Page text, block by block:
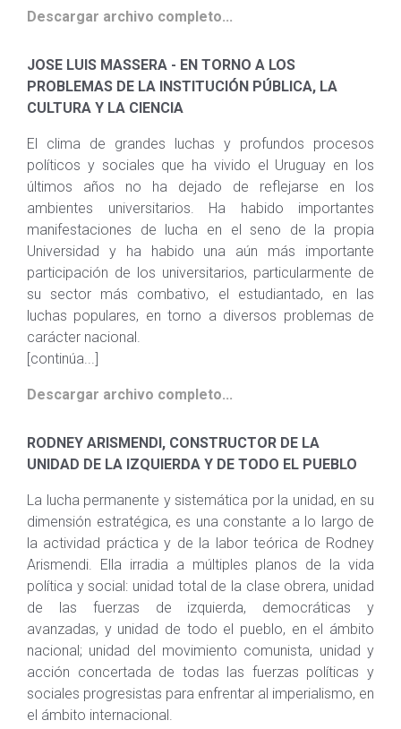
Descargar archivo completo...
JOSE LUIS MASSERA - EN TORNO A LOS
PROBLEMAS DE LA INSTITUCIÓN PÚBLICA, LA
CULTURA Y LA CIENCIA
El clima de grandes luchas y profundos procesos
políticos y sociales que ha vivido el Uruguay en los
últimos años no ha dejado de reflejarse en los
ambientes universitarios. Ha habido importantes
manifestaciones de lucha en el seno de la propia
Universidad y ha habido una aún más importante
participación de los universitarios, particularmente de
su sector más combativo, el estudiantado, en las
luchas populares, en torno a diversos problemas de
carácter nacional.
[continúa...]
Descargar archivo completo...
RODNEY ARISMENDI, CONSTRUCTOR DE LA
UNIDAD DE LA IZQUIERDA Y DE TODO EL PUEBLO
La lucha permanente y sistemática por la unidad, en su
dimensión estratégica, es una constante a lo largo de
la actividad práctica y de la labor teórica de Rodney
Arismendi. Ella irradia a múltiples planos de la vida
política y social: unidad total de la clase obrera, unidad
de las fuerzas de izquierda, democráticas y
avanzadas, y unidad de todo el pueblo, en el ámbito
nacional; unidad del movimiento comunista, unidad y
acción concertada de todas las fuerzas políticas y
sociales progresistas para enfrentar al imperialismo, en
el ámbito internacional.